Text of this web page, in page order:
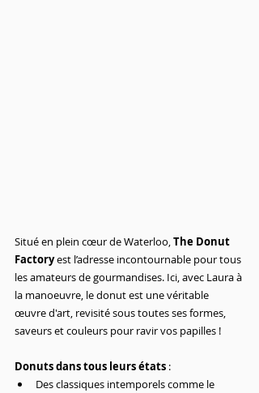
Situé en plein cœur de Waterloo, The Donut
Factory est l’adresse incontournable pour tous
les amateurs de gourmandises. Ici, avec Laura à
la manoeuvre, le donut est une véritable
œuvre d'art, revisité sous toutes ses formes,
saveurs et couleurs pour ravir vos papilles !
Donuts dans tous leurs états :
Des classiques intemporels comme le